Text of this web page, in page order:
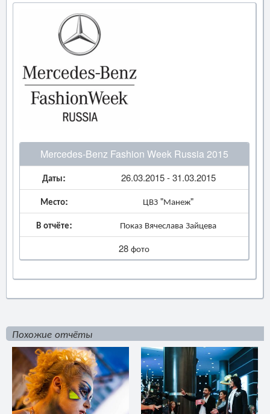
Mercedes-Benz Fashion Week Russia 2015
Даты: 26.03.2015 - 31.03.2015
Место: ЦВЗ "Манеж"
В отчёте:
Показ Вячеслава Зайцева
28 фото
Похожие отчёты